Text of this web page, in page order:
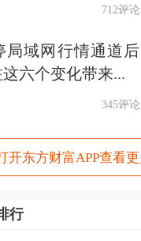
手销量。
报告显示，
只。到2030年
712评论
局域网行情通道后
六个变化带来...
345评论
开东方财富APP查看
行